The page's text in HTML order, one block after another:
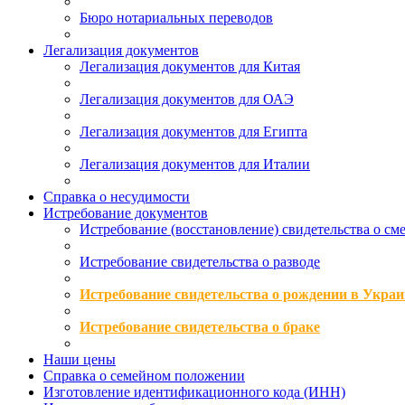
Бюро нотариальных переводов
Легализация документов
Легализация документов для Китая
Легализация документов для ОАЭ
Легализация документов для Египта
Легализация документов для Италии
Справка о несудимости
Истребование документов
Истребование (восстановление) свидетельства о
Истребование свидетельства о разводе
Истребование свидетельства о рождении в
Истребование свидетельства о браке
Наши цены
Справка о семейном положении
Изготовление идентификационного кода (ИНН)